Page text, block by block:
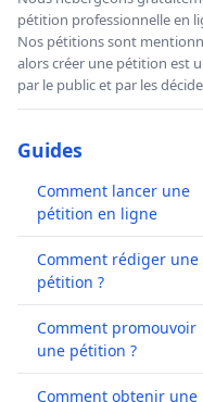
pétition professionnelle en
Nos pétitions sont
alors créer une pétition est
par le public et par les
Guides
Comment lancer une
pétition en ligne
Comment rédiger une
pétition ?
Comment promouvoir
une pétition ?
Comment obtenir une